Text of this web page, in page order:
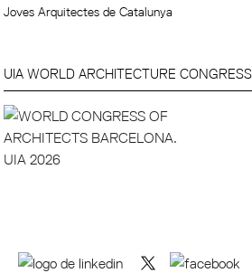
Joves Arquitectes de Catalunya
UIA WORLD ARCHITECTURE